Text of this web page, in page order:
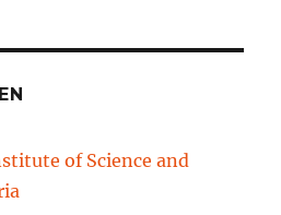
of Science and